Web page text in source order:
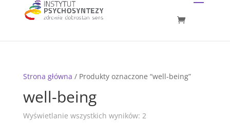
Strona główna / Produkty oznaczone “well-being”
well-being
Wyświetlanie wszystkich wyników: 2